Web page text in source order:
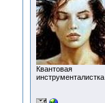
Квантовая
инструменталистка